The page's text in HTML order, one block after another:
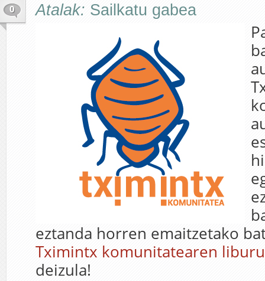
0
Atalak: Sailkatu gabea
eztanda horren emaitzetako
Tximintx komunitatearen
deizula!